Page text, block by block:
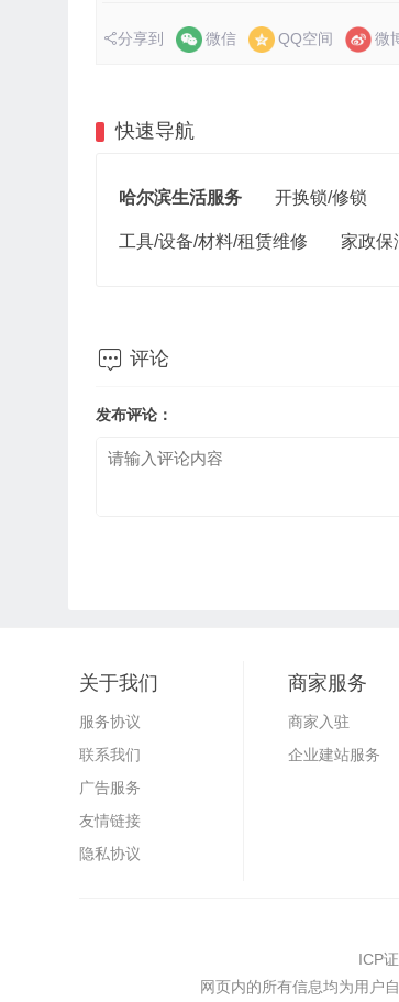
分享到 微信 QQ空间 微
快速导航
哈尔滨生活服务 开换锁/修锁
工具/设备/材料/租赁维修 家政保
 评论
发布评论：
关于我们
服务协议
联系我们
广告服务
友情链接
隐私协议
商家服务
商家入驻
企业建站服务
ICP
网页内的所有信息均为用户